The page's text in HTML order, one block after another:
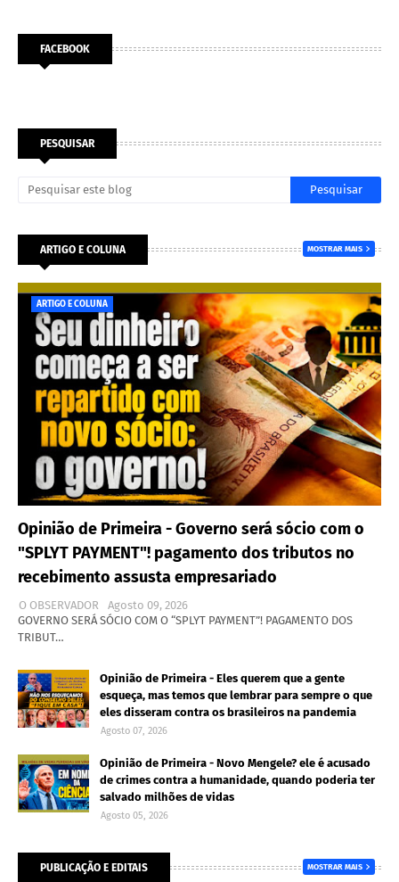
FACEBOOK
PESQUISAR
ARTIGO E COLUNA MOSTRAR MAIS
ARTIGO E COLUNA
Opinião de Primeira - Governo será sócio com o
"SPLYT PAYMENT"! pagamento dos tributos no
recebimento assusta empresariado
O OBSERVADOR
Agosto 09, 2026
GOVERNO SERÁ SÓCIO COM O “SPLYT PAYMENT”! PAGAMENTO DOS
TRIBUT…
Opinião de Primeira - Eles querem que a gente
esqueça, mas temos que lembrar para sempre o que
eles disseram contra os brasileiros na pandemia
Agosto 07, 2026
Opinião de Primeira - Novo Mengele? ele é acusado
de crimes contra a humanidade, quando poderia ter
salvado milhões de vidas
Agosto 05, 2026
PUBLICAÇÃO E EDITAIS MOSTRAR MAIS